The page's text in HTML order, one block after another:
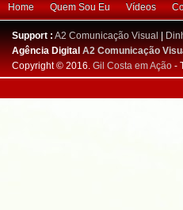
Home Quem Sou Eu Vídeos
Support : A2 Comunicação Visual |
Agência DigitalA2 Comunicação
Copyright © 2016. Gil Costa em Ação -